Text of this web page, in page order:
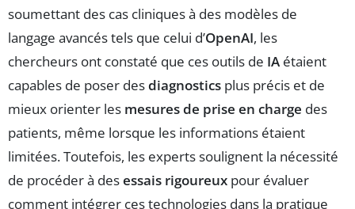
soumettant des cas cliniques à des modèles de
langage avancés tels que celui d’OpenAI, les
chercheurs ont constaté que ces outils de IA étaient
capables de poser desdiagnostics plus précis et de
mieux orienter les mesures de prise en charge des
patients, même lorsque les informations étaient
limitées. Toutefois, les experts soulignent la nécessité
de procéder à desessais rigoureux pour évaluer
comment intégrer ces technologies dans la pratique